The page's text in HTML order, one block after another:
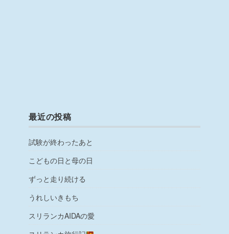
最近の投稿
試験が終わったあと
こどもの日と母の日
ずっと走り続ける
うれしいきもち
スリランカAIDAの愛